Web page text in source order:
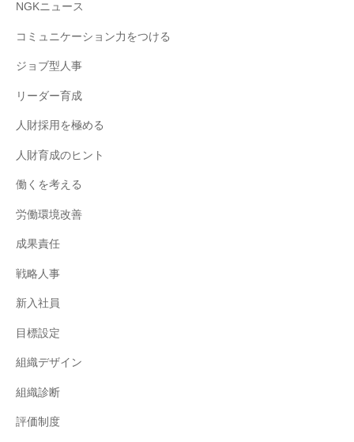
NGKニュース
コミュニケーション力をつける
ジョブ型人事
リーダー育成
人財採用を極める
人財育成のヒント
働くを考える
労働環境改善
成果責任
戦略人事
新入社員
目標設定
組織デザイン
組織診断
評価制度